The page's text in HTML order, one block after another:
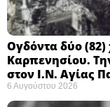
Ογδόντα δύο
Καρπενησίου.
στον Ι.Ν. Αγίας
6 Αυγούστου 2026